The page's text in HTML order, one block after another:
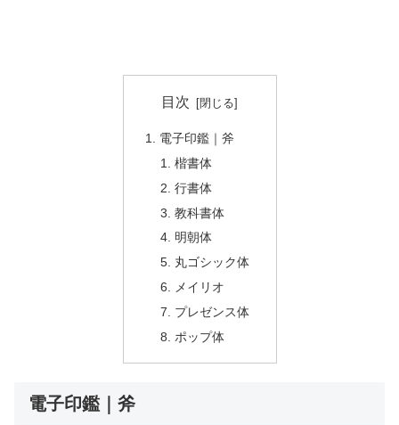
目次
電子印鑑｜斧
楷書体
行書体
教科書体
明朝体
丸ゴシック体
メイリオ
プレゼンス体
ポップ体
電子印鑑｜斧